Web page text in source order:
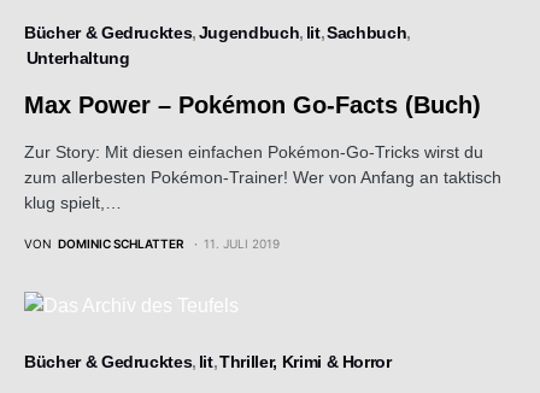
Bücher & Gedrucktes Jugendbuch lit Sachbuch
Unterhaltung
Max Power – Pokémon Go-Facts (Buch)
Zur Story: Mit diesen einfachen Pokémon-Go-Tricks wirst du
zum allerbesten Pokémon-Trainer! Wer von Anfang an taktisch
klug spielt,…
VON DOMINIC SCHLATTER 11. JULI 2019
Bücher & Gedrucktes lit Thriller, Krimi & Horror